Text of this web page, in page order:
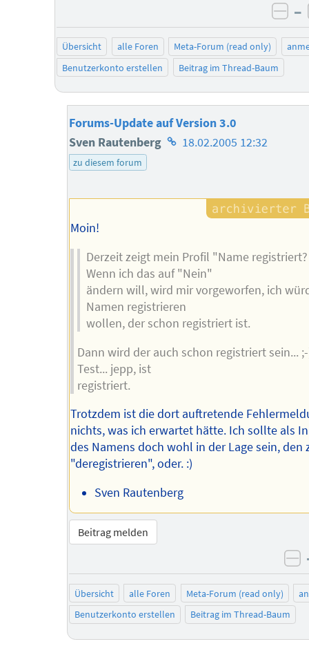
–
Übersicht alle Foren Meta-Forum (read only)
Benutzerkonto erstellen
Beitrag im Thread-Baum
Forums-Update auf Version 3.0
Sven Rautenberg Homepage
18.02.2005 12:32
zu diesem forum
Moin!
Derzeit zeigt mein Profil "Name
Wenn ich das auf "Nein"
ändern will, wird mir vorgeworfen, ich
Namen registrieren
wollen, der schon registriert ist.
Dann wird der auch schon registriert sein...
Test... jepp, ist
registriert.
Trotzdem ist die dort auftretende
nichts, was ich erwartet hätte. Ich sollte als
des Namens doch wohl in der Lage sein, den
"deregistrieren", oder. :)
Sven Rautenberg
Beitrag melden
Übersicht alle Foren Meta-Forum (read only)
Benutzerkonto erstellen
Beitrag im Thread-Baum